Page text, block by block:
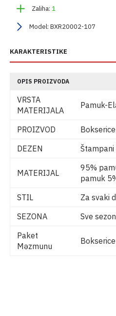
Zaliha: 1
Model: BXR20002-107
KARAKTERISTIKE
OPIS PROIZVODA
VRSTA
MATERIJALA
Pamuk-
PROIZVOD
Bokserice
DEZEN
Štampani
MATERIJAL
95%
pamuk
STIL
Za svaki
SEZONA
Sve
Paket
Məzmunu